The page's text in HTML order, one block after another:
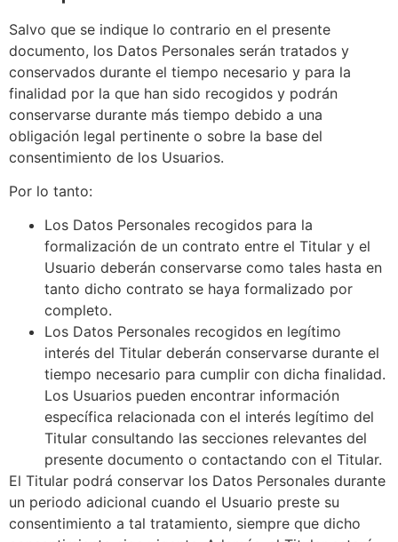
Salvo que se indique lo contrario en el presente
documento, los Datos Personales serán tratados y
conservados durante el tiempo necesario y para la
finalidad por la que han sido recogidos y podrán
conservarse durante más tiempo debido a una
obligación legal pertinente o sobre la base del
consentimiento de los Usuarios.
Por lo tanto:
Los Datos Personales recogidos para la
formalización de un contrato entre el Titular y el
Usuario deberán conservarse como tales hasta en
tanto dicho contrato se haya formalizado por
completo.
Los Datos Personales recogidos en legítimo
interés del Titular deberán conservarse durante el
tiempo necesario para cumplir con dicha finalidad.
Los Usuarios pueden encontrar información
específica relacionada con el interés legítimo del
Titular consultando las secciones relevantes del
presente documento o contactando con el Titular.
El Titular podrá conservar los Datos Personales durante
un periodo adicional cuando el Usuario preste su
consentimiento a tal tratamiento, siempre que dicho